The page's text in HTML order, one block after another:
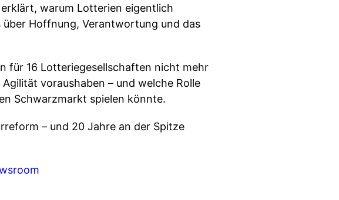
warum Lotterien eigentlich
über Hoffnung, Verantwortung und das
für 16 Lotteriegesellschaften nicht mehr
voraushaben – und welche Rolle
Schwarzmarkt spielen könnte.
– und 20 Jahre an der Spitze